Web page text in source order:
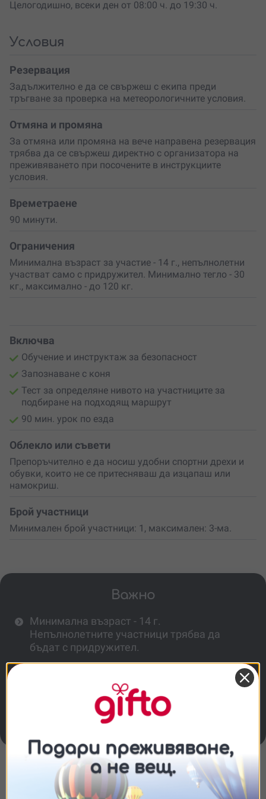
на нивото ти на умения, за да може инструкторът да
предизвикателни маршрути в планината, ще откриеш
Преживяването е подходящо
над 14 години, като непълнолетните трябва да бъдат с
придружител. По време на цялото изживяване
увери, че се чувстваш
насладиш на красотата на природата и
която конната езда предоставя . Всичко това ще
остави траен спомен, който ще те връща обратно в
тези моменти,отново и отново.
изживееш едно истинско приключение?
своя урок по езда сега
моменти!
Целогодишно, всеки ден от 08:00 ч. до 19:30 ч.
Условия
Резервация
Задължително е да се свържеш с екипа преди
тръгване за проверка на метеорологичните условия.
Отмяна и промяна
За отмяна или промяна на вече направена резервация
трябва да се свържеш директно с организатора на
преживяването при посочените в инструкциите
условия.
Времетраене
90 минути.
Ограничения
Минимална възраст за участие - 14 г., непълнолетни
участват само с придружител. Минимално тегло - 30
кг., максимално - до 120 кг.
Включва
Обучение и инструктаж за безопасност
Запознаване с коня
Тест за определяне нивото на участниците за
подбиране на подходящ маршрут
90 мин. урок по езда
Облекло или съвети
Препоръчително е да носиш удобни спортни дрехи и
обувки, които не се притесняваш да изцапаш или
намокриш.
Брой участници
Минимален брой участници: 1, максимален: 3-ма.
Важно
Минимална възраст - 14 г.
Непълнолетните участници трябва да
бъдат с придружител.
Минимално тегло - 30 кг., максимално -
Преди тръгване е задължително да се
свържеш с организатора, за да провериш
метеорологичните условия.
Повече информация
Съгласие Подробности Относно